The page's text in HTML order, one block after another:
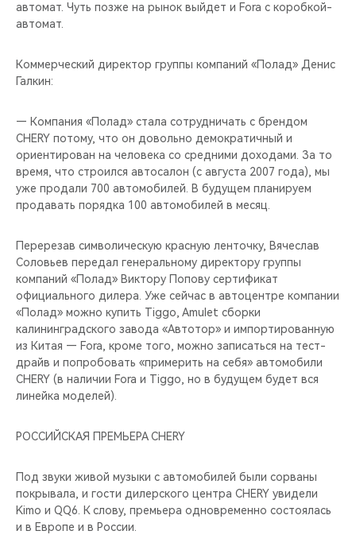
автомат. Чуть позже на рынок выйдет и Fora с коробкой-
автомат.
Коммерческий директор группы компаний «Полад» Денис
Галкин:
— Компания «Полад» стала сотрудничать с брендом
CHERY потому, что он довольно демократичный и
ориентирован на человека со средними доходами. За то
время, что строился автосалон (с августа 2007 года), мы
уже продали 700 автомобилей. В будущем планируем
продавать порядка 100 автомобилей в месяц.
Перерезав символическую красную ленточку, Вячеслав
Соловьев передал генеральному директору группы
компаний «Полад» Виктору Попову сертификат
официального дилера. Уже сейчас в автоцентре компании
«Полад» можно купить Tiggo, Amulet сборки
калининградского завода «Автотор» и импортированную
из Китая — Fora, кроме того, можно записаться на тест-
драйв и попробовать «примерить на себя» автомобили
CHERY (в наличии Fora и Tiggo, но в будущем будет вся
линейка моделей).
РОССИЙСКАЯ ПРЕМЬЕРА CHERY
Под звуки живой музыки с автомобилей были сорваны
покрывала, и гости дилерского центра CHERY увидели
Kimo и QQ6. К слову, премьера одновременно состоялась
и в Европе и в России.